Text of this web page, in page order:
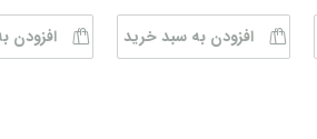
افزودن به سبد خرید افزودن